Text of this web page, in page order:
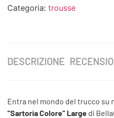
Categoria: trousse
DESCRIZIONE
Entra nel mondo del trucco su
“Sartoria Colore” Large di